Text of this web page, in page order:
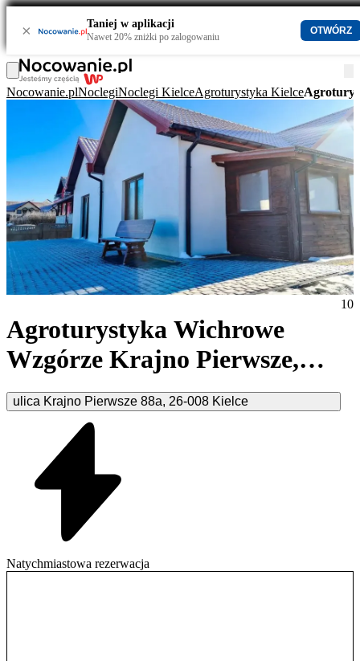
× Taniej w aplikacji
Nawet 20% zniżki po zalogowaniu
OTWÓRZ
Nocowanie.plNoclegiNoclegi KielceAgroturystyka Kielce
Agroturystyka Wichrowe
Wzgórze Krajno Pierwsze,
Kielce
ulica Krajno Pierwsze 88a, 26-008 Kielce
10
Natychmiastowa rezerwacja